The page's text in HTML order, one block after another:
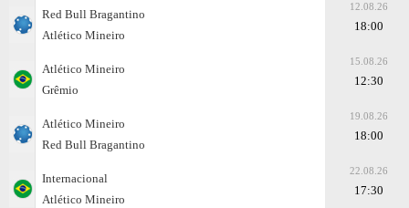
Red Bull Bragantino
Atlético Mineiro
12.08.26
18:00
Atlético Mineiro
Grêmio
15.08.26
12:30
Atlético Mineiro
Red Bull Bragantino
19.08.26
18:00
Internacional
Atlético Mineiro
22.08.26
17:30